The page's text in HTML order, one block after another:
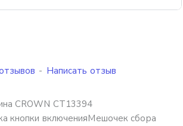
CROWN CT13394
кнопки включенияМешочек сбора
- Написать отзыв